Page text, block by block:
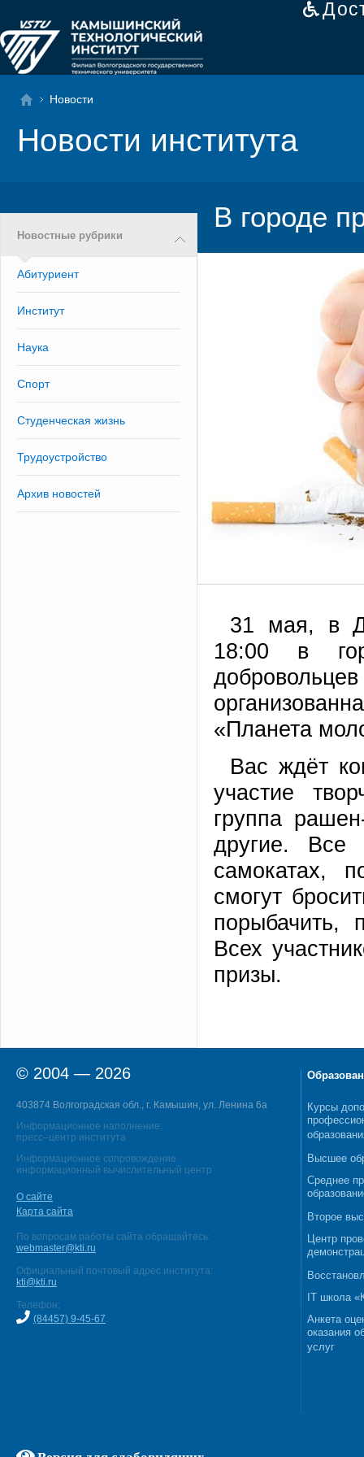
Новости
Новости института
Новостные рубрики
Абитуриент
Институт
Наука
Спорт
Студенческая жизнь
Трудоустройство
Архив новостей
В городе
31 мая, в
18:00 в
«Планета
Вас ждёт
участие
группа
другие. Все
самокатах,
смогут
порыбачить,
Всех
призы.
© 2004 — 2026
403874 Волгоградская обл., г. Камышин, ул. Ленина 6а
Информационное наполнение:
пресс–центр института
Информационное сопровождение:
информационный вычислительный центр
О сайте
Карта сайта
По вопросам работы сайта обращайтесь:
webmaster@kti.ru
Официальный почтовый адрес института:
kti@kti.ru
Телефон:
(84457) 9-45-67
Курсы
Высшее
Среднее
Второе
Центр
IT школа
Анкета
оказания
услуг